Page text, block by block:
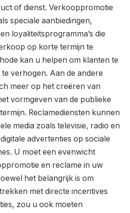
of dienst. Verkooppromotie
speciale aanbiedingen,
loyaliteitsprogramma’s die
op korte termijn te
kan u helpen om klanten te
verhogen. Aan de andere
meer op het creëren van
vormgeven van de publieke
Reclamediensten kunnen
media zoals televisie, radio en
advertenties op sociale
U moet een evenwicht
en reclame in uw
het belangrijk is om
met directe incentives
zou u ook moeten